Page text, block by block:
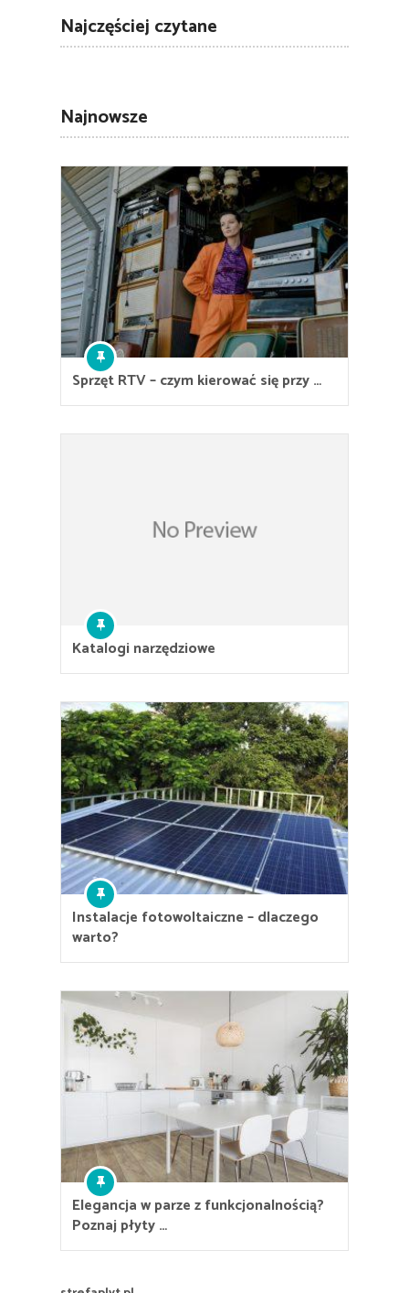
Najczęściej czytane
Najnowsze
Sprzęt RTV – czym kierować się przy …
Katalogi narzędziowe
Instalacje fotowoltaiczne – dlaczego
warto?
Elegancja w parze z funkcjonalnością?
Poznaj płyty …